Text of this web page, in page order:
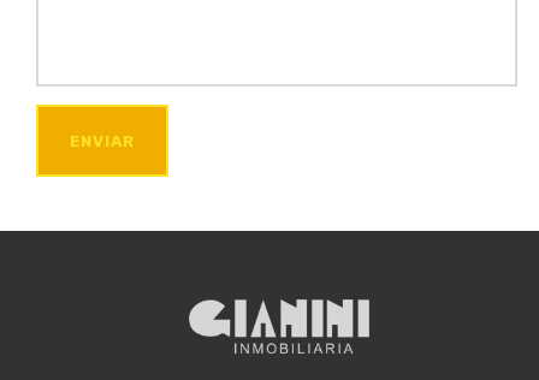
ENVIAR